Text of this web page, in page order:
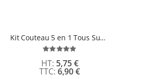
Kit Couteau 5 en 1 Tous Supports
Évaluation:
6,90 €
5,75 €